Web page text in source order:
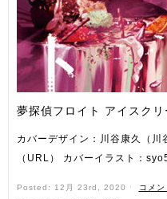
夢探偵フロイト アイスク
カバーデザイン：川谷康久（川
（URL） カバーイラスト：
Posted: 12月 23rd, 2020 ˑ
コメ